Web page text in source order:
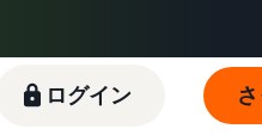
JP English - JP
ログイン